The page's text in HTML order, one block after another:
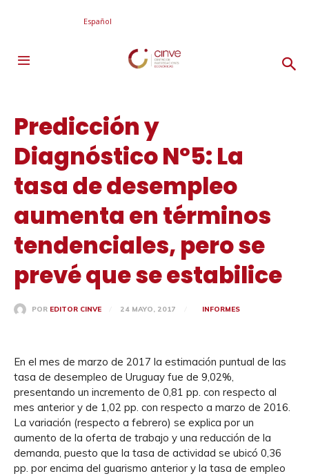
Español
Predicción y
Diagnóstico Nº5: La
tasa de desempleo
aumenta en términos
tendenciales, pero se
prevé que se estabilice
POR EDITOR CINVE 24 MAYO, 2017 INFORMES
En el mes de marzo de 2017 la estimación puntual de las
tasa de desempleo de Uruguay fue de 9,02%,
presentando un incremento de 0,81 pp. con respecto al
mes anterior y de 1,02 pp. con respecto a marzo de 2016.
La variación (respecto a febrero) se explica por un
aumento de la oferta de trabajo y una reducción de la
demanda, puesto que la tasa de actividad se ubicó 0,36
pp. por encima del guarismo anterior y la tasa de empleo